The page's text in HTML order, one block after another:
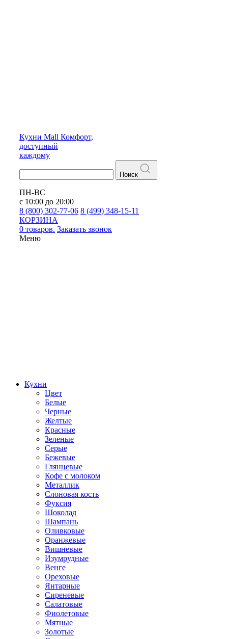
Кухни Mall Комфорт,
доступный
каждому
Поиск
ПН-ВС
с 10:00 до 20:00
8 (800) 302-77-06 8 (499) 348-15-11
КОРЗИНА
0 товаров. Заказать звонок
Меню
Кухни
Цвет
Белые
Черные
Желтые
Красные
Зеленые
Серые
Бежевые
Глянцевые
Кофе с молоком
Металлик
Слоновая кость
Фуксия
Шоколад
Шампань
Оливковые
Оранжевые
Вишневые
Изумрудные
Венге
Ореховые
Янтарные
Сиреневые
Салатовые
Фиолетовые
Мятные
Золотые